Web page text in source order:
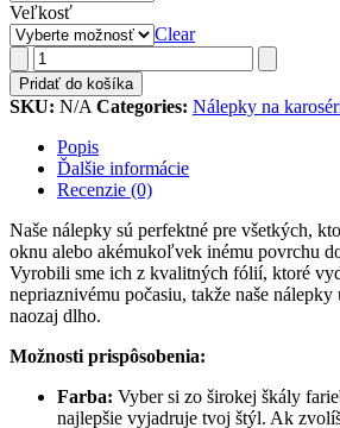
Veľkosť
Clear
Pridať do košíka
SKU: N/A Categories: Nálepky na
Popis
Ďalšie informácie
Recenzie (0)
Naše nálepky sú perfektné pre všetkých,
oknu alebo akémukoľvek inému povrchu
Vyrobili sme ich z kvalitných fólií, ktoré
nepriaznivému počasiu, takže naše
naozaj dlho.
Možnosti prispôsobenia:
Farba: Vyber si zo širokej škály
najlepšie vyjadruje tvoj štýl. Ak